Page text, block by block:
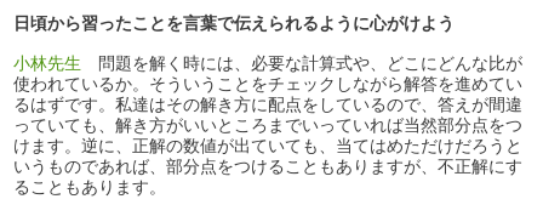
日頃から習ったことを言葉で伝えられるように心がけよう
小林先生 問題を解く時には、必要な計算式や、どこにどんな比が
使われているか。そういうことをチェックしながら解答を進めてい
るはずです。私達はその解き方に配点をしているので、答えが間違
っていても、解き方がいいところまでいっていれば当然部分点をつ
けます。逆に、正解の数値が出ていても、当てはめただけだろうと
いうものであれば、部分点をつけることもありますが、不正解にす
ることもあります。